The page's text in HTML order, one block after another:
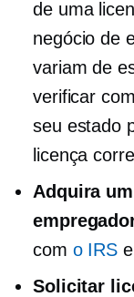
de uma
negócio de
variam de
verificar
seu estado
licença
Adquira
com o IRS
Solicitar